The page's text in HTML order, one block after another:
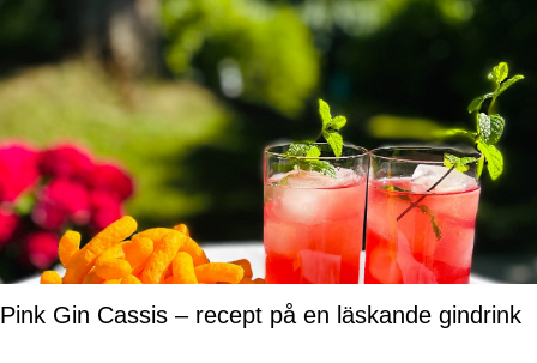
Pink Gin Cassis – recept på en läskande gindrink